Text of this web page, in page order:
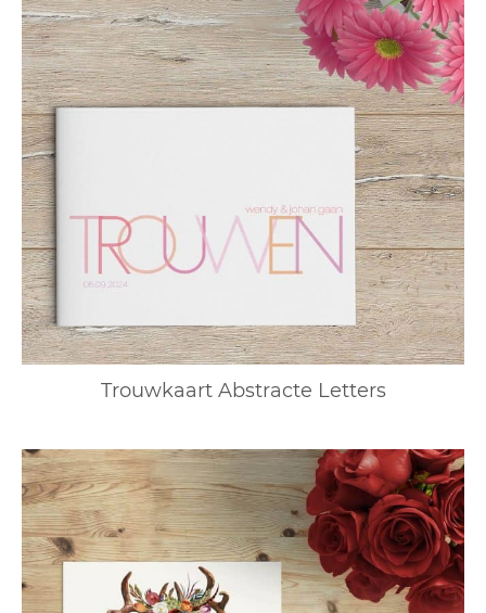
Trouwkaart Abstracte Letters